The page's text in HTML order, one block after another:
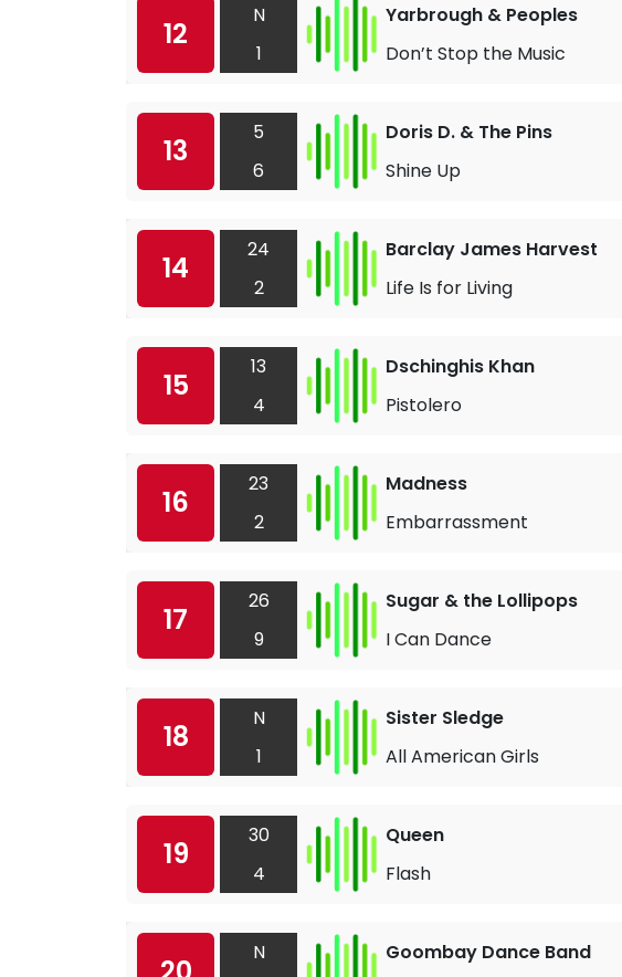
12
N
1
Yarbrough & Peoples
Don’t Stop the Music
13
5
6
Doris D. & The Pins
Shine Up
14
24
2
Barclay James Harvest
Life Is for Living
15
13
4
Dschinghis Khan
Pistolero
16
23
2
Madness
Embarrassment
17
26
9
Sugar & the Lollipops
I Can Dance
18
N
1
Sister Sledge
All American Girls
19
30
4
Queen
Flash
N Goombay Dance Band